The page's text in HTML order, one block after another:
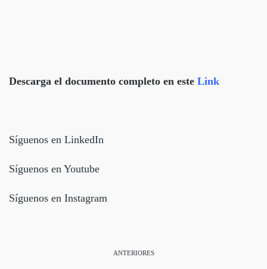
Descarga el documento completo en este Link
Síguenos en LinkedIn
Síguenos en Youtube
Síguenos en Instagram
ANTERIORES